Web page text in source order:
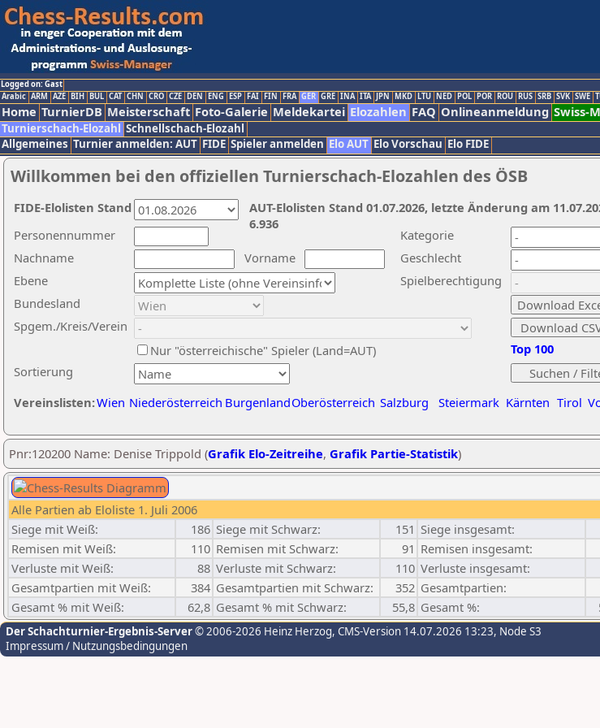
Logged on: Gast
Arabic ARM AZE BIH BUL CAT CHN CRO CZE DEN ENG ESP FAI FIN FRA GER GRE INA ITA JPN MKD LTU NED POL POR ROU RUS SRB SVK SWE
Home TurnierDB Meisterschaft Foto-Galerie Meldekartei Elozahlen FAQ Onlineanmeldung Swiss-
Turnierschach-Elozahl Schnellschach-Elozahl
Allgemeines Turnier anmelden: AUT FIDE Spieler anmelden Elo AUT Elo Vorschau Elo FIDE
Willkommen bei den offiziellen Turnierschach-Elozahlen des ÖSB
Nachname
Vorname
Ebene
Kategorie
Sortierung
Personennummer
Bundesland
Spgem./Kreis/Verein
Geschlecht
Nur "österreichische" Spieler (Land=AUT)
Spielberechtigung
Vereinslisten:Wien Niederösterreich BurgenlandOberösterreich Salzburg Steiermark Kärnten Tirol
Top 100
AUT-Elolisten Stand 01.07.2026, letzte Änderung am
6.936
FIDE-Elolisten Stand
Pnr:120200 Name: Denise Trippold (Grafik Elo-Zeitreihe, Grafik Partie-Statistik)
Alle Partien ab Eloliste 1. Juli 2006
Siege mit Weiß:
186 Siege mit Schwarz: 151 Siege insgesamt:
Remisen mit Weiß:
110 Remisen mit Schwarz: 91 Remisen insgesamt:
Verluste mit Weiß:
88 Verluste mit Schwarz: 110 Verluste insgesamt:
Gesamtpartien mit Weiß:
384 Gesamtpartien mit Schwarz: 352 Gesamtpartien:
Gesamt % mit Weiß:
62,8 Gesamt % mit Schwarz: 55,8 Gesamt %:
Der Schachturnier-Ergebnis-Server© 2006-2026 Heinz Herzog, CMS-Version 14.07.2026 13:23, Node S3
Impressum / Nutzungsbedingungen